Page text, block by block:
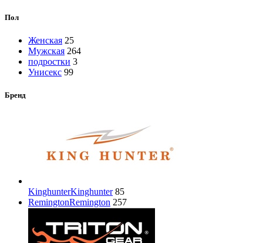
Пол
Женская 25
Мужская 264
подростки 3
Унисекс 99
Бренд
KinghunterKinghunter 85
RemingtonRemington 257